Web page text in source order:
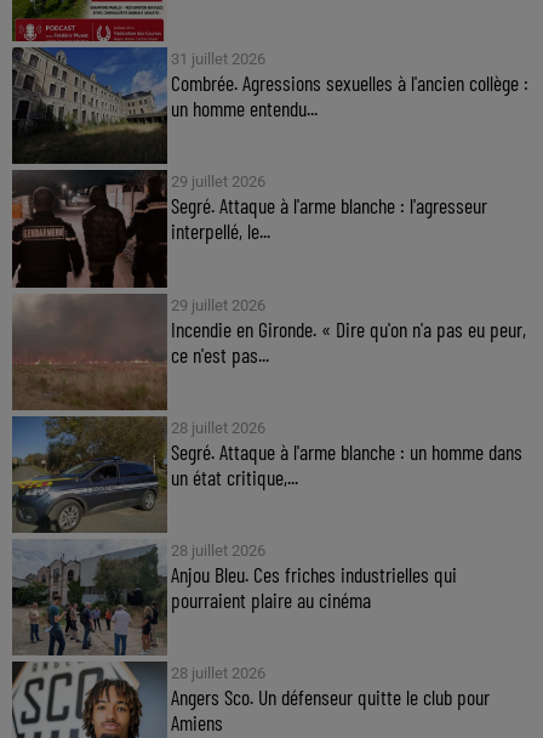
31 juillet 2026
Combrée. Agressions sexuelles à l'ancien collège :
un homme entendu...
29 juillet 2026
Segré. Attaque à l'arme blanche : l'agresseur
interpellé, le...
29 juillet 2026
Incendie en Gironde. « Dire qu'on n'a pas eu peur,
ce n'est pas...
28 juillet 2026
Segré. Attaque à l'arme blanche : un homme dans
un état critique,...
28 juillet 2026
Anjou Bleu. Ces friches industrielles qui
pourraient plaire au cinéma
28 juillet 2026
Angers Sco. Un défenseur quitte le club pour
Amiens